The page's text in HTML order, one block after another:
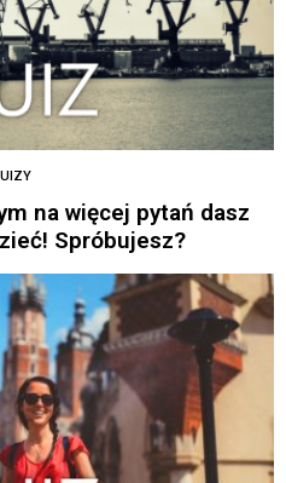
na więcej pytań dasz
Spróbujesz?